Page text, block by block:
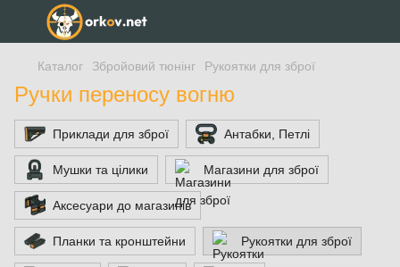
Каталог Збройовий тюнінг Рукоятки для зброї
Ручки переносу вогню
Приклади для зброї Антабки, Петлі
Мушки та цілики Магазини для зброї
Аксесуари до магазинів
Планки та кронштейни Рукоятки для зброї